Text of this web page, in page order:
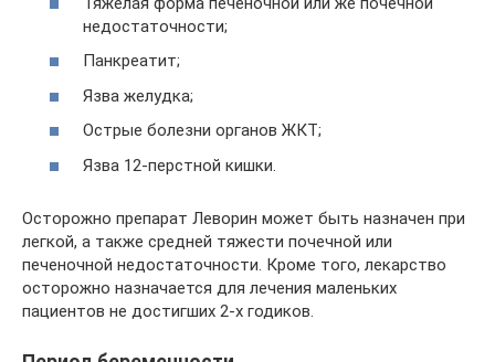
недостаточности;
Панкреатит;
Язва желудка;
Острые болезни органов ЖКТ;
Язва 12-перстной кишки.
Осторожно препарат Леворин может быть назначен при
легкой, а также средней тяжести почечной или
печеночной недостаточности. Кроме того, лекарство
осторожно назначается для лечения маленьких
пациентов не достигших 2-х годиков.